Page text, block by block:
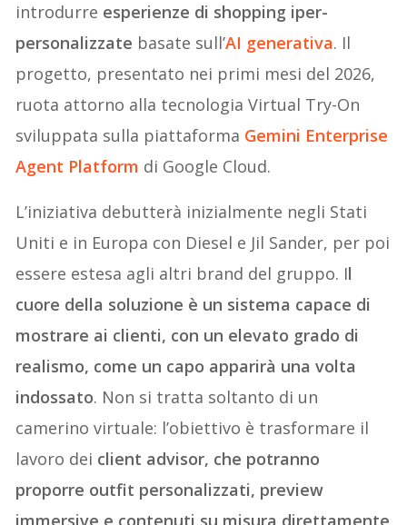
introdurre esperienze di shopping iper-
personalizzate basate sull’AI generativa. Il
progetto, presentato nei primi mesi del 2026,
ruota attorno alla tecnologia Virtual Try-On
sviluppata sulla piattaforma Gemini Enterprise
Agent Platform di Google Cloud.
L’iniziativa debutterà inizialmente negli Stati
Uniti e in Europa con Diesel e Jil Sander, per poi
essere estesa agli altri brand del gruppo. Il
cuore della soluzione è un sistema capace di
mostrare ai clienti, con un elevato grado di
realismo, come un capo apparirà una volta
indossato. Non si tratta soltanto di un
camerino virtuale: l’obiettivo è trasformare il
lavoro dei client advisor, che potranno
proporre outfit personalizzati, preview